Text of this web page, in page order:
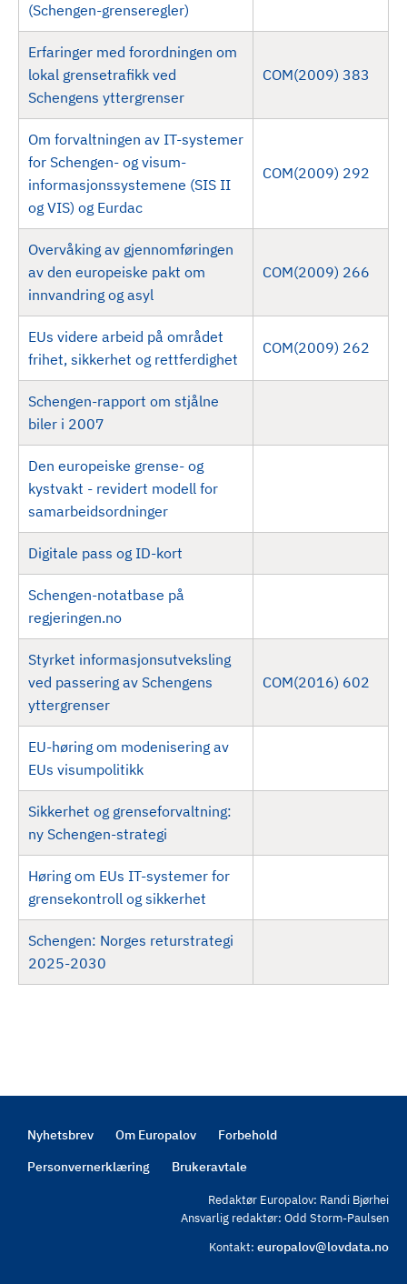
(Schengen-grenseregler)
Erfaringer med forordningen om
lokal grensetrafikk ved
Schengens yttergrenser
COM(2009) 383
Om forvaltningen av IT-systemer
for Schengen- og visum-
informasjonssystemene (SIS II
og VIS) og Eurdac
COM(2009) 292
Overvåking av gjennomføringen
av den europeiske pakt om
innvandring og asyl
COM(2009) 266
EUs videre arbeid på området
frihet, sikkerhet og rettferdighet
COM(2009) 262
Schengen-rapport om stjålne
biler i 2007
Den europeiske grense- og
kystvakt - revidert modell for
samarbeidsordninger
Digitale pass og ID-kort
Schengen-notatbase på
regjeringen.no
Styrket informasjonsutveksling
ved passering av Schengens
yttergrenser
COM(2016) 602
EU-høring om modenisering av
EUs visumpolitikk
Sikkerhet og grenseforvaltning:
ny Schengen-strategi
Høring om EUs IT-systemer for
grensekontroll og sikkerhet
Schengen: Norges returstrategi
2025-2030
Footer
Nyhetsbrev Om Europalov
Forbehold
Personvernerklæring
Brukeravtale
Redaktør Europalov: Randi Bjørhei
Ansvarlig redaktør: Odd Storm-Paulsen
Kontakt: europalov@lovdata.no